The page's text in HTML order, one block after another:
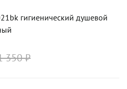
гигиенический душевой
350 ₽